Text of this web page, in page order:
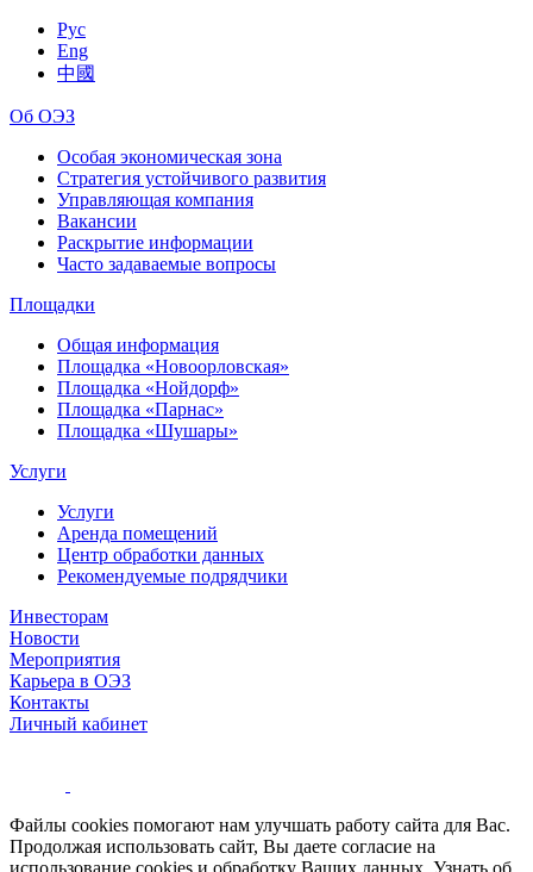
Рус
Eng
中國
Об ОЭЗ
Особая экономическая зона
Стратегия устойчивого развития
Управляющая компания
Вакансии
Раскрытие информации
Часто задаваемые вопросы
Площадки
Общая информация
Площадка «Новоорловская»
Площадка «Нойдорф»
Площадка «Парнас»
Площадка «Шушары»
Услуги
Услуги
Аренда помещений
Центр обработки данных
Рекомендуемые подрядчики
Инвесторам
Новости
Мероприятия
Карьера в ОЭЗ
Контакты
Личный кабинет
Файлы cookies помогают нам улучшать работу сайта для Вас.
Продолжая использовать сайт, Вы даете согласие на
использование cookies и обработку Ваших данных. Узнать об